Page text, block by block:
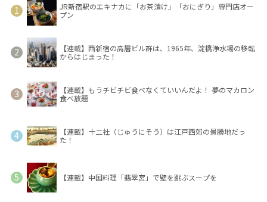
JR新宿駅のエキナカに「お茶漬け」「おにぎり」専門店オー
プン
【連載】西新宿の高層ビル群は、1965年、淀橋浄水場の移転
からはじまった！
【連載】もうチビチビ食べなくていいんだよ！ 夢のマカロン
食べ放題
【連載】十二社（じゅうにそう）は江戸西郊の景勝地だっ
た！
【連載】中国料理「翡翠宮」で壁を跳ぶスープを